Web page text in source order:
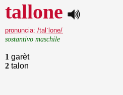
tallone
pronuncia: /talˈlone/
sostantivo maschile
1 garèt
2 talon